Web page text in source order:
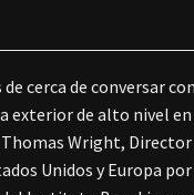
de cerca de conversar
exterior de alto nivel en
Wright,
Unidos y Europa